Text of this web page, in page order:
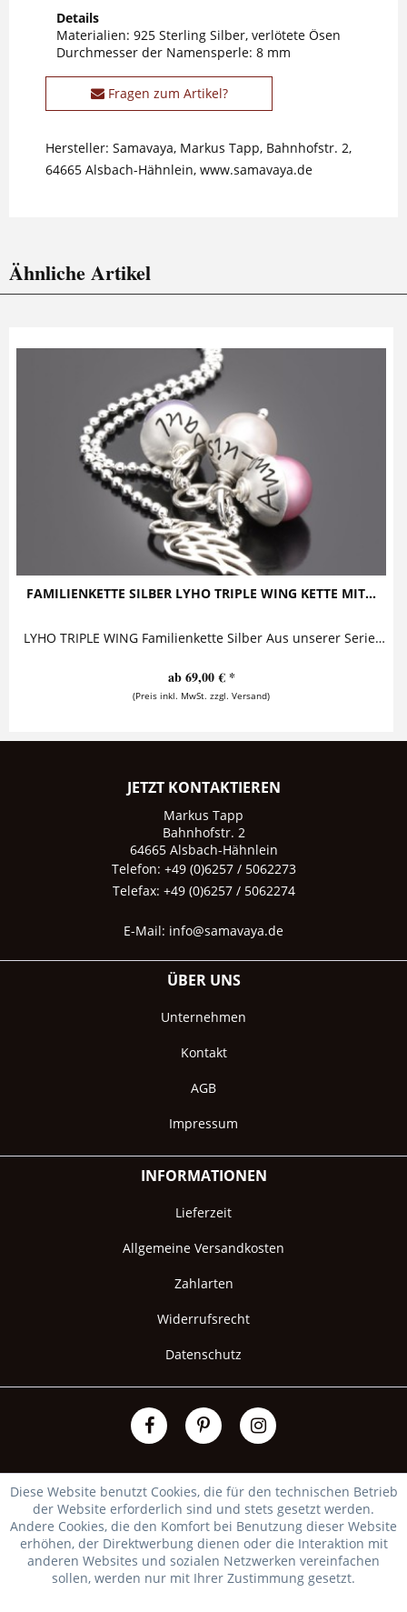
Details
Materialien: 925 Sterling Silber, verlötete Ösen
Durchmesser der Namensperle: 8 mm
Fragen zum Artikel?
Hersteller: Samavaya, Markus Tapp, Bahnhofstr. 2,
64665 Alsbach-Hähnlein, www.samavaya.de
Ähnliche Artikel
FAMILIENKETTE SILBER LYHO TRIPLE WING KETTE MIT...
LYHO TRIPLE WING Familienkette Silber Aus unserer Serie "Leave your hat on" eine Version mit drei Perlanhängern. Diese bezaubernde...
ab 69,00 € *
(Preis inkl. MwSt. zzgl. Versand)
JETZT KONTAKTIEREN
Markus Tapp
Bahnhofstr. 2
64665 Alsbach-Hähnlein
Telefon: +49 (0)6257 / 5062273
Telefax: +49 (0)6257 / 5062274
E-Mail: info@samavaya.de
ÜBER UNS
Unternehmen
Kontakt
AGB
Impressum
INFORMATIONEN
Lieferzeit
Allgemeine Versandkosten
Zahlarten
Widerrufsrecht
Datenschutz
Diese Website benutzt Cookies, die für den technischen Betrieb
der Website erforderlich sind und stets gesetzt werden.
Andere Cookies, die den Komfort bei Benutzung dieser Website
erhöhen, der Direktwerbung dienen oder die Interaktion mit
anderen Websites und sozialen Netzwerken vereinfachen
sollen, werden nur mit Ihrer Zustimmung gesetzt.